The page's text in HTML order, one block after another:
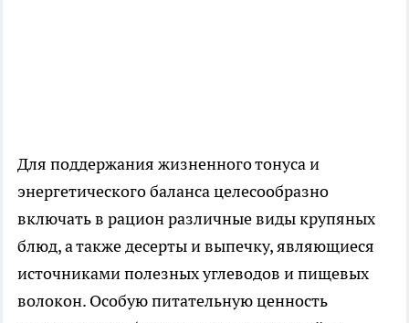
Для поддержания жизненного тонуса и
энергетического баланса целесообразно
включать в рацион различные виды крупяных
блюд, а также десерты и выпечку, являющиеся
источниками полезных углеводов и пищевых
волокон. Особую питательную ценность